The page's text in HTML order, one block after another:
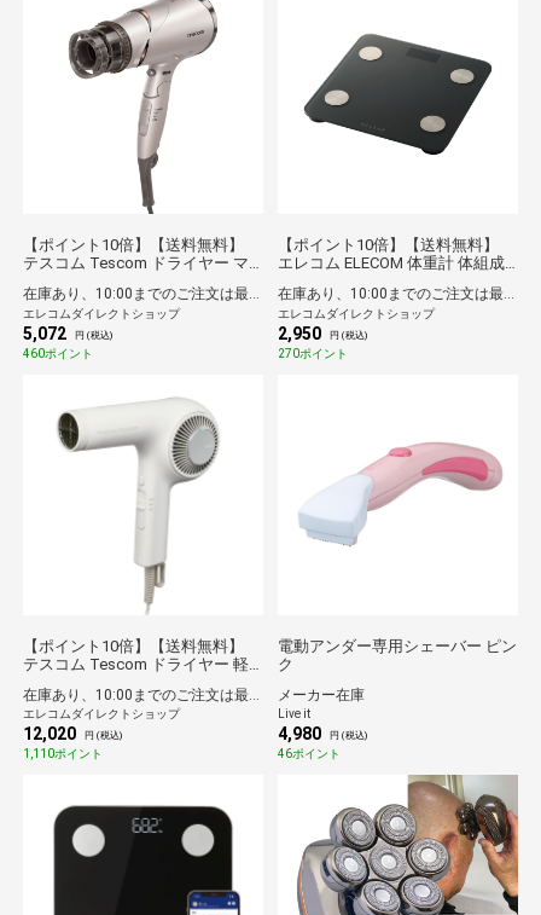
【ポイント10倍】【送料無料】
テスコム Tescom ドライヤー マ
速乾 冷温風 ラク抜きプラグ ione
ブロンズ
在庫あり、10:00までのご注文は最短即日発送
エレコムダイレクトショップ
5,072 円 (税込)
460ポイント
【ポイント10倍】【送料無料】
エレコム ELECOM 体重計 体組成
ホ連動 【 体重 体脂肪率 BMI 内臓
脂肪レベル 皮下脂肪率 骨格筋率
骨量 基礎代謝 FFMI 9項目測定可
】 ブラック
在庫あり、10:00までのご注文は最短即日発送
エレコムダイレクトショップ
2,950 円 (税込)
270ポイント
【ポイント10倍】【送料無料】
テスコム Tescom ドライヤー 軽
保証 Nobby by TESCOM ホワイト
アッシュ
エレコムダイレクトショップ
12,020 円 (税込)
1,110ポイント
電動アンダー専用シェーバー ピン
ク
メーカー在庫
Live it
4,980 円 (税込)
46ポイント